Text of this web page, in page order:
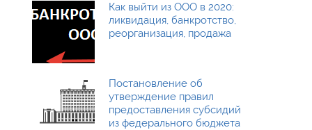
Как выйти из ООО в 2020:
ликвидация, банкротство,
реорганизация, продажа
Постановление об
утверждение правил
предоставления субсидий
из федерального бюджета